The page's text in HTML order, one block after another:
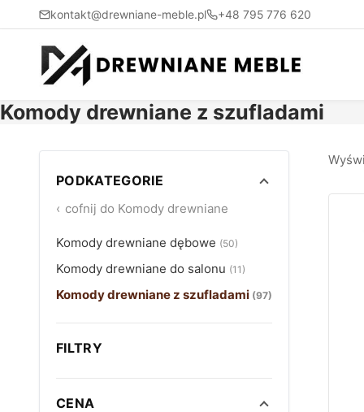
kontakt@drewniane-meble.pl +48 795 776 620
Komody drewniane z szufladami
PODKATEGORIE
‹ cofnij do Komody drewniane
Komody drewniane dębowe (50)
Komody drewniane do salonu (11)
Komody drewniane z szufladami (97)
FILTRY
CENA